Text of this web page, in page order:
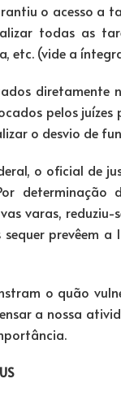
o acesso a
todas as
etc. (vide a
diretamente
pelos
o desvio de
o oficial de
determinação
varas,
prevêem
o quão
a nossa